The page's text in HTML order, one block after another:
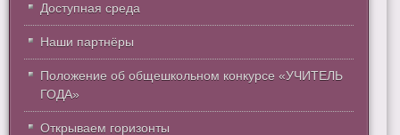
Доступная среда
Наши партнёры
Положение об общешкольном конкурсе «УЧИТЕЛЬ
ГОДА»
Открываем горизонты